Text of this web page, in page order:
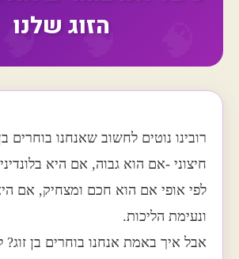
הזוג שלנו
רובינו נוטים לחשוב שאנחנו בוחרים
חיצוני -אם הוא גבוה, אם היא
לפי אופי אם הוא חכם ומצחיק, אם
ונעימת הליכות.
אבל איך באמת אנחנו בוחרים בן זוג?